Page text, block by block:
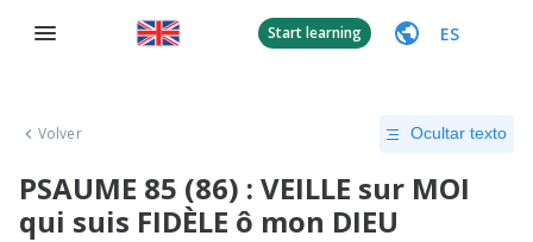
Start learning ES
Volver Ocultar texto
PSAUME 85 (86) : VEILLE sur MOI
qui suis FIDÈLE ô mon DIEU